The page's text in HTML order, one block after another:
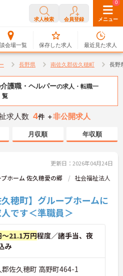
求人検索 会員登録 メニュー
会場一覧
0
保存した求人
0
最近見た求人
長野県 南佐久郡佐久穂町 長野
護職・ヘルパーの求人・転職一
覧
求人数 4件 ＋非公開求人
月収順 年収順
更新日：2026年04月24日
ホーム 佐久穂愛の郷
社会福祉法人
穂町】グループホームに
です＜準職員＞
21.1万円程度／諸手当、夜
み
佐久穂町 高野町464-1